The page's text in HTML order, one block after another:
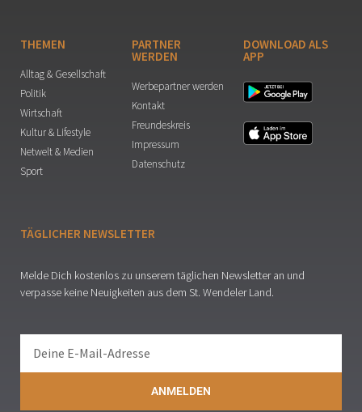
THEMEN
Alltag & Gesellschaft
Politik
Wirtschaft
Kultur & Lifestyle
Netwelt & Medien
Sport
PARTNER
WERDEN
Werbepartner werden
Kontakt
Freundeskreis
Impressum
Datenschutz
DOWNLOAD ALS
APP
TÄGLICHER NEWSLETTER
Melde Dich kostenlos zu unserem täglichen Newsletter an und
verpasse keine Neuigkeiten aus dem St. Wendeler Land.
ANMELDEN